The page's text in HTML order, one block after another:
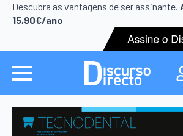
Descubra as vantagens de ser assinante.
15,90€/ano